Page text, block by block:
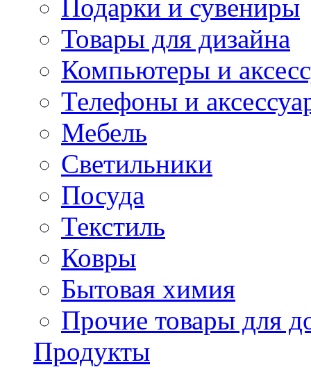
Подарки и сувениры
Товары для дизайна
Компьютеры и
Телефоны и
Мебель
Светильники
Посуда
Текстиль
Ковры
Бытовая химия
Прочие товары для
Продукты